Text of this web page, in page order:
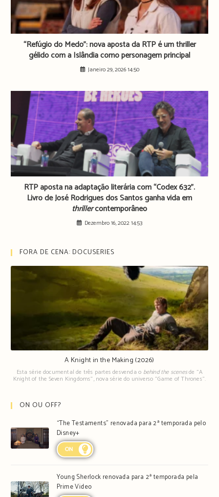
“Refúgio do Medo”: nova aposta da RTP é um thriller
gélido com a Islândia como personagem principal
Janeiro 29, 2026 14:50
RTP aposta na adaptação literária com “Codex 632”.
Livro de José Rodrigues dos Santos ganha vida em
thrillercontemporâneo
Dezembro 16, 2022 14:53
FORA DE CENA: DOCUSERIES
A Knight in the Making (2026)
Esta série documental de três partes desvenda o behind the scenesde "A
Knight of the Seven Kingdoms", nova série do universo "Game of Thrones".
ON OU OFF?
“The Testaments” renovada para 2ª temporada pelo
Disney+
ON
Young Sherlock renovada para 2ª temporada pela
Prime Video